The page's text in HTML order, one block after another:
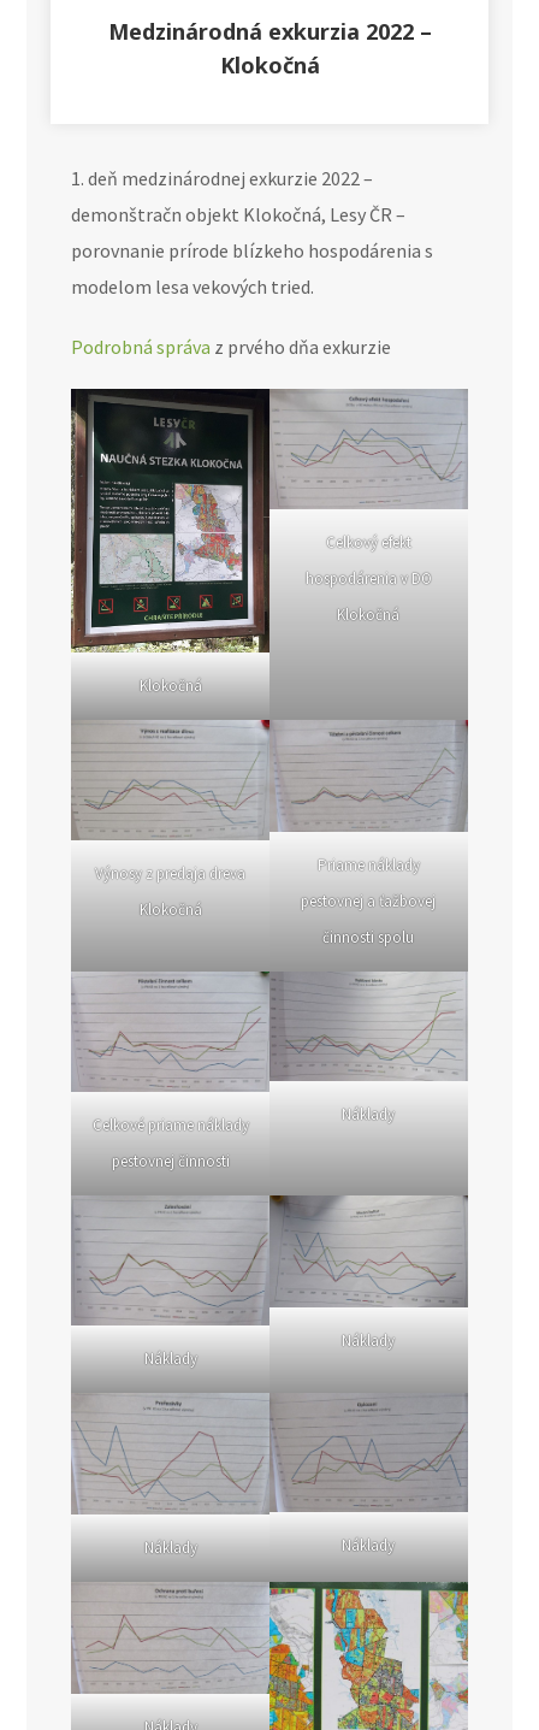
Medzinárodná exkurzia 2022 –
Klokočná
1. deň medzinárodnej exkurzie 2022 –
demonštračn objekt Klokočná, Lesy ČR –
porovnanie prírode blízkeho hospodárenia s
modelom lesa vekových tried.
Podrobná správa z prvého dňa exkurzie
Klokočná
Celkový efekt
hospodárenia v DO
Klokočná
Výnosy z predaja dreva
Klokočná
Priame náklady
pestovnej a ťažbovej
činnosti spolu
Celkové priame náklady
pestovnej činnosti
Náklady
Náklady
Náklady
Náklady Náklady